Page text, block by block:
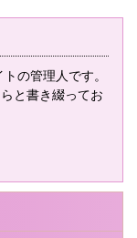
の管理人です。
と書き綴ってお